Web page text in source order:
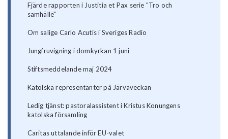
Fjärde rapporten i Justitia et Pax serie "Tro och
samhälle"
Om salige Carlo Acutis i Sveriges Radio
Jungfruvigning i domkyrkan 1 juni
Stiftsmeddelande maj 2024
Katolska representanter på Järvaveckan
Ledig tjänst: pastoralassistent i Kristus Konungens
katolska församling
Caritas uttalande inför EU-valet